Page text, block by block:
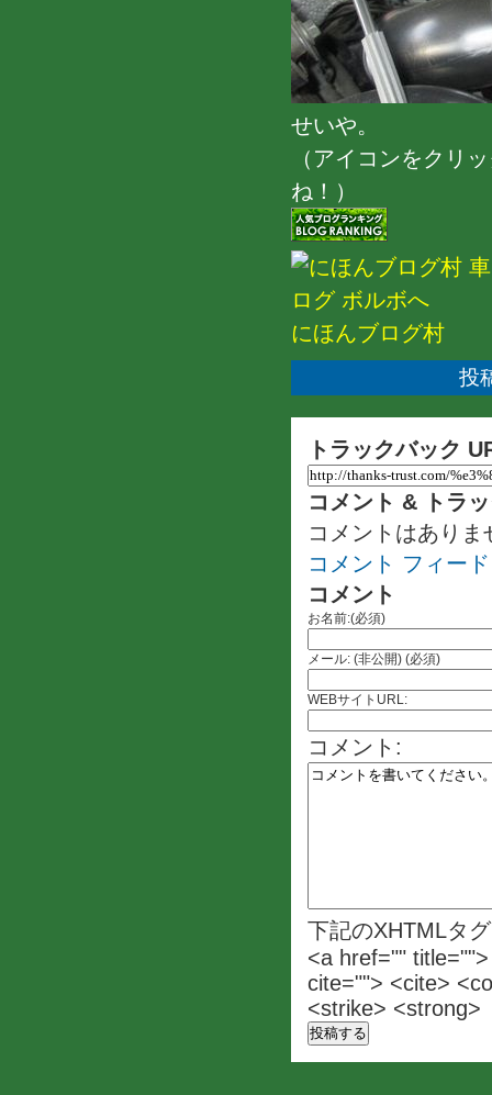
せいや。
（アイコンをクリ
ね！）
にほんブログ村
投
トラックバック
コメント & トラ
コメントはありま
コメント フィード
コメント
お名前:(必須)
メール: (非公開) (必須)
WEBサイトURL:
コメント:
下記のXHTMLタ
<a href=""
cite=""> <cite>
<strike> <strong>